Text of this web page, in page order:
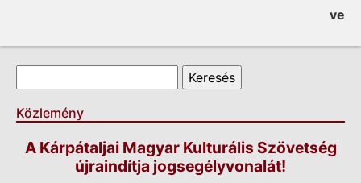
ve
Keresés űrlap
Közlemény
A Kárpátaljai Magyar Kulturális Szövetség
újraindítja jogsegélyvonalát!